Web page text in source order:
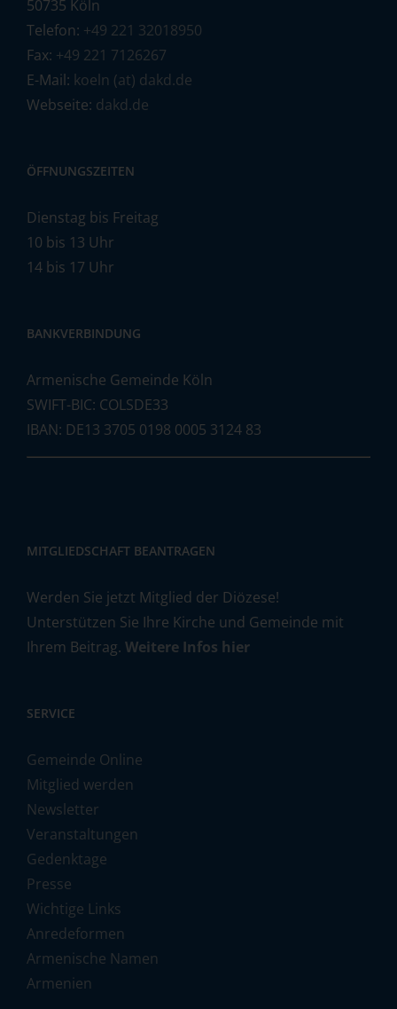
50735 Köln
Telefon: +49 221 32018950
Fax: +49 221 7126267
E-Mail: koeln (at) dakd.de
Webseite: dakd.de
ÖFFNUNGSZEITEN
Dienstag bis Freitag
10 bis 13 Uhr
14 bis 17 Uhr
BANKVERBINDUNG
Armenische Gemeinde Köln
SWIFT-BIC: COLSDE33
IBAN: DE13 3705 0198 0005 3124 83
MITGLIEDSCHAFT BEANTRAGEN
Werden Sie jetzt Mitglied der Diözese!
Unterstützen Sie Ihre Kirche und Gemeinde mit
Ihrem Beitrag. Weitere Infos hier
SERVICE
Gemeinde Online
Mitglied werden
Newsletter
Veranstaltungen
Gedenktage
Presse
Wichtige Links
Anredeformen
Armenische Namen
Armenien